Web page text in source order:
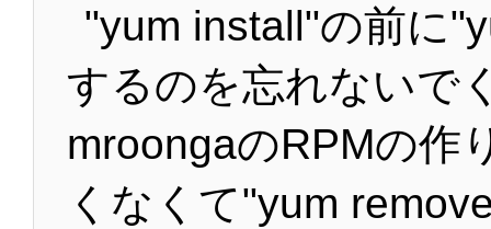
"yum install"の前に
するのを忘れないで
mroongaのRPMの作
くなくて"yum